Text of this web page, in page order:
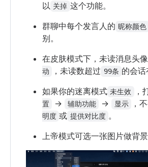
以 关掉 这个功能。
群聊中每个发言人的 昵称颜色
别。
在皮肤模式下，未读消息头
动
，未读数超过 99条 的会话
如果你的迷离模式 未生效 ，
置
-> 辅助功能 -> 显示 ，
明度 或 提供对比度 。
上帝模式可选一张图片做背景